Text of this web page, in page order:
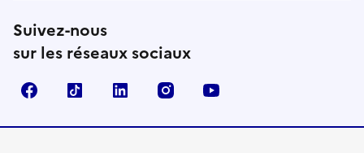
Suivez-nous
sur les réseaux sociaux
FacebookTikTok LinkedIn Instagram